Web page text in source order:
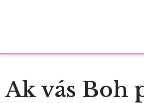
Ak vás Boh